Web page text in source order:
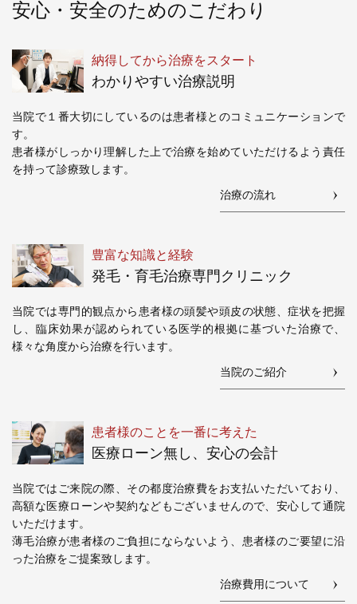
安心・安全のためのこだわり
納得してから治療をスタート
わかりやすい治療説明
当院で１番大切にしているのは患者様とのコミュニケーションで
す。
患者様がしっかり理解した上で治療を始めていただけるよう責任
を持って診療致します。
治療の流れ
豊富な知識と経験
発毛・育毛治療専門クリニック
当院では専門的観点から患者様の頭髪や頭皮の状態、症状を把握
し、臨床効果が認められている医学的根拠に基づいた治療で、
様々な角度から治療を行います。
当院のご紹介
患者様のことを一番に考えた
医療ローン無し、安心の会計
当院ではご来院の際、その都度治療費をお支払いただいており、
高額な医療ローンや契約などもございませんので、安心して通院
いただけます。
薄毛治療が患者様のご負担にならないよう、患者様のご要望に沿
った治療をご提案致します。
治療費用について